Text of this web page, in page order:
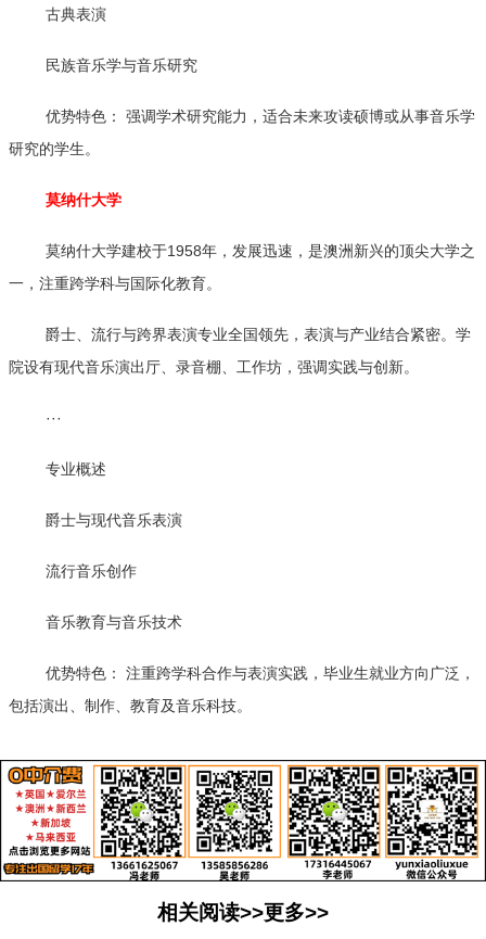
古典表演
民族音乐学与音乐研究
优势特色： 强调学术研究能力，适合未来攻读硕博或从事音乐学
研究的学生。
莫纳什大学
莫纳什大学建校于1958年，发展迅速，是澳洲新兴的顶尖大学之
一，注重跨学科与国际化教育。
爵士、流行与跨界表演专业全国领先，表演与产业结合紧密。学
院设有现代音乐演出厅、录音棚、工作坊，强调实践与创新。
···
专业概述
爵士与现代音乐表演
流行音乐创作
音乐教育与音乐技术
优势特色： 注重跨学科合作与表演实践，毕业生就业方向广泛，
包括演出、制作、教育及音乐科技。
相关阅读>>更多>>